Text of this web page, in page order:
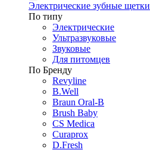
Электрические зубные щетки
По типу
Электрические
Ультразвуковые
Звуковые
Для питомцев
По Бренду
Revyline
B.Well
Braun Oral-B
Brush Baby
CS Medica
Curaprox
D.Fresh